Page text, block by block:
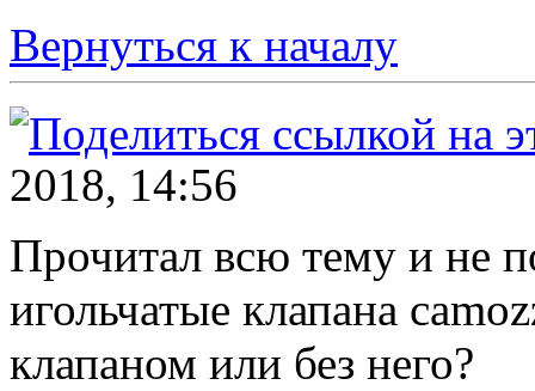
Вернуться к началу
2018, 14:56
Прочитал всю тему и не
игольчатые клапана
клапаном или без него?